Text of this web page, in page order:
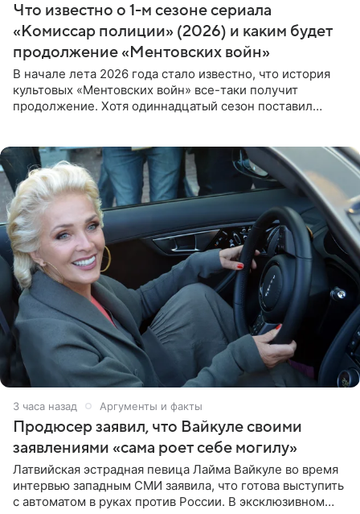
Что известно о 1-м сезоне сериала
«Комиссар полиции» (2026) и каким будет
продолжение «Ментовских войн»
В начале лета 2026 года стало известно, что история
культовых «Ментовских войн» все-таки получит
продолжение. Хотя одиннадцатый сезон поставил
3 часа назад Аргументы и факты
Продюсер заявил, что Вайкуле своими
заявлениями «сама роет себе могилу»
Латвийская эстрадная певица Лайма Вайкуле во время
интервью западным СМИ заявила, что готова выступить
с автоматом в руках против России. В эксклюзивном